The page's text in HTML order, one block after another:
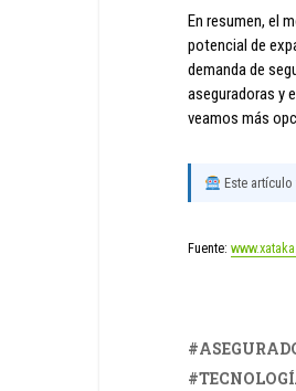
En resumen, el
potencial de
demanda de
aseguradoras y
veamos más
Este
Fuente: